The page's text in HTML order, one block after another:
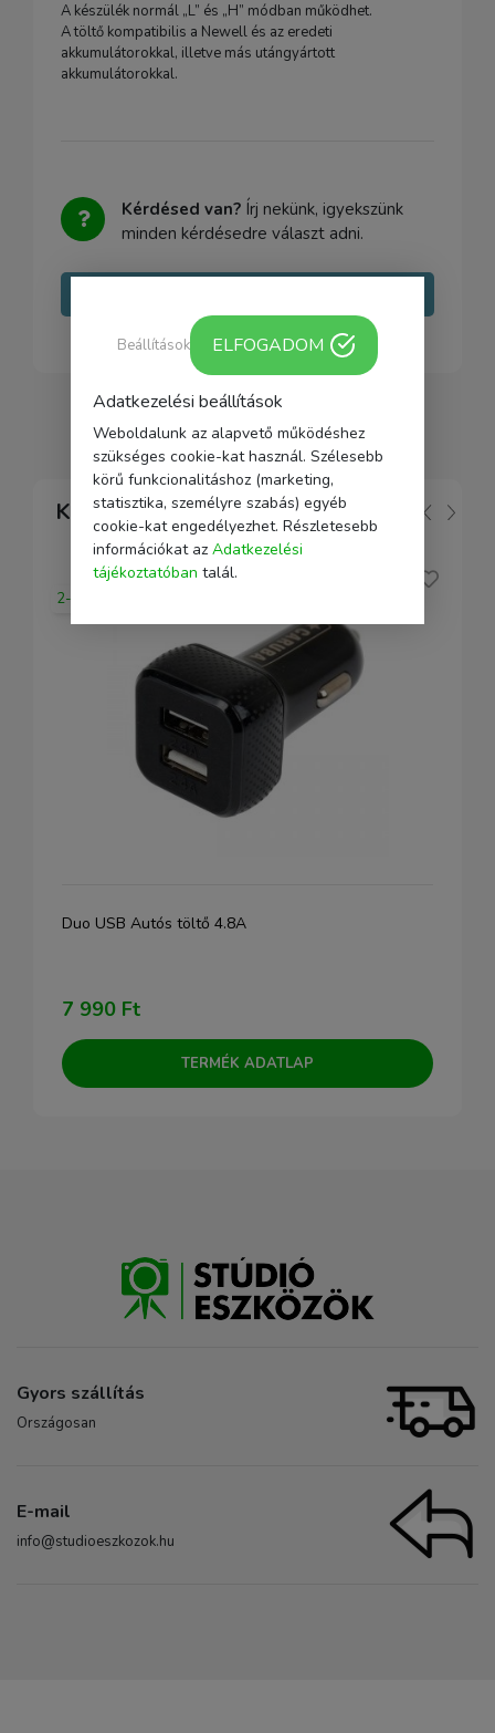
A készülék normál „L” és „H” módban működhet.
A töltő kompatibilis a Newell és az eredeti
akkumulátorokkal, illetve más utángyártott
akkumulátorokkal.
Kérdésed van? Írj nekünk, igyekszünk
minden kérdésedre választ adni.
Kapcsolódó
2-5 nap
Duo USB Autós töltő 4.8A
7 990 Ft
TERMÉK ADATLAP
Gyors szállítás
Országosan
E-mail
info@studioeszkozok.hu
Adatkezelési beállítások
Weboldalunk az alapvető működéshez
szükséges cookie-kat használ. Szélesebb
körű funkcionalitáshoz (marketing,
statisztika, személyre szabás) egyéb
cookie-kat engedélyezhet. Részletesebb
információkat az Adatkezelési
tájékoztatóban talál.
Beállítások ELFOGADOM